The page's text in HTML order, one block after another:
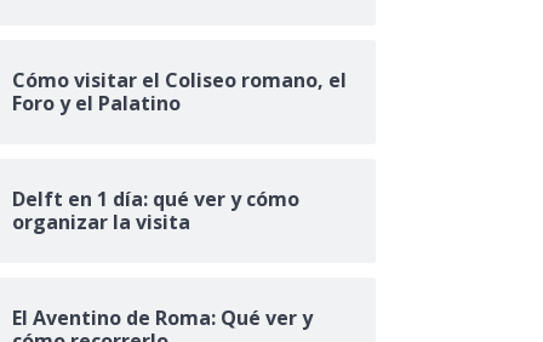
Cómo visitar el Coliseo romano, el
Foro y el Palatino
Delft en 1 día: qué ver y cómo
organizar la visita
El Aventino de Roma: Qué ver y